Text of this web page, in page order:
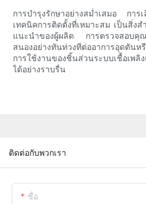
การบำรุงรักษาอย่างสม่ำเสมอ การ
เทคนิคการติดตั้งที่เหมาะสม เป็นสิ่ง
แนะนำของผู้ผลิต การตรวจสอบคุ
สนองอย่างทันท่วงทีต่ออาการอุดตัน
การใช้งานของชิ้นส่วนระบบเชื้อเพลิ
ได้อย่างราบรื่น
ติดต่อกับพวกเรา
ชื่อ